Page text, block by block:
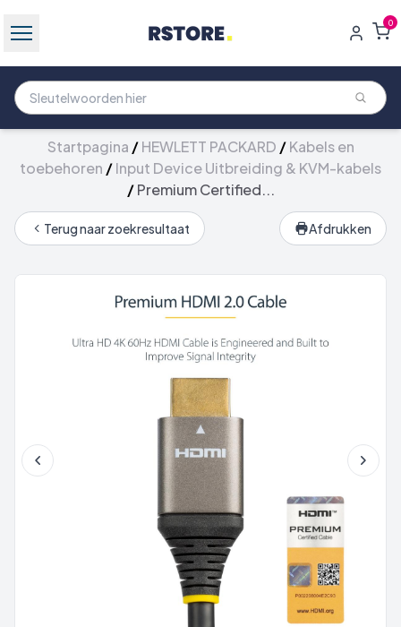
0
Startpagina /HEWLETT PACKARD /Kabels en
toebehoren /Input Device Uitbreiding & KVM-kabels
/Premium Certified...
Terug naar zoekresultaat Afdrukken